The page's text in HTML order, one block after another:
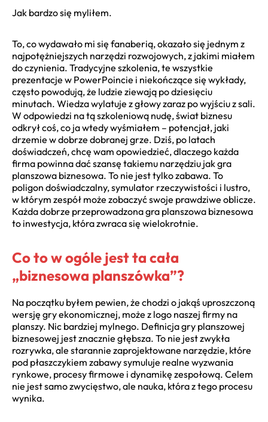
Jak bardzo się myliłem.
To, co wydawało mi się fanaberią, okazało się jednym z
najpotężniejszych narzędzi rozwojowych, z jakimi miałem
do czynienia. Tradycyjne szkolenia, te wszystkie
prezentacje w PowerPoincie i niekończące się wykłady,
często powodują, że ludzie ziewają po dziesięciu
minutach. Wiedza wylatuje z głowy zaraz po wyjściu z sali.
W odpowiedzi na tą szkoleniową nudę, świat biznesu
odkrył coś, co ja wtedy wyśmiałem – potencjał, jaki
drzemie w dobrze dobranej grze. Dziś, po latach
doświadczeń, chcę wam opowiedzieć, dlaczego każda
firma powinna dać szansę takiemu narzędziu jak gra
planszowa biznesowa. To nie jest tylko zabawa. To
poligon doświadczalny, symulator rzeczywistości i lustro,
w którym zespół może zobaczyć swoje prawdziwe oblicze.
Każda dobrze przeprowadzona gra planszowa biznesowa
to inwestycja, która zwraca się wielokrotnie.
Co to w ogóle jest ta cała
„biznesowa planszówka”?
Na początku byłem pewien, że chodzi o jakąś uproszczoną
wersję gry ekonomicznej, może z logo naszej firmy na
planszy. Nic bardziej mylnego. Definicja gry planszowej
biznesowej jest znacznie głębsza. To nie jest zwykła
rozrywka, ale starannie zaprojektowane narzędzie, które
pod płaszczykiem zabawy symuluje realne wyzwania
rynkowe, procesy firmowe i dynamikę zespołową. Celem
nie jest samo zwycięstwo, ale nauka, która z tego procesu
wynika.